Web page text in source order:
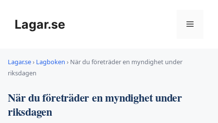
innehållLagar.se Meny
Lagar.se› Lagboken › När du företräder en myndighet under
riksdagen
När du företräder en myndighet under
riksdagen